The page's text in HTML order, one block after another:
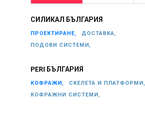
СИЛИКАЛ БЪЛГАРИЯ
ПРОЕКТИРАНЕ,
ДОСТАВКА,
ПОДОВИ СИСТЕМИ,
PERI БЪЛГАРИЯ
КОФРАЖИ,
СКЕЛЕТА И ПЛАТФОРМИ,
КОФРАЖНИ СИСТЕМИ,